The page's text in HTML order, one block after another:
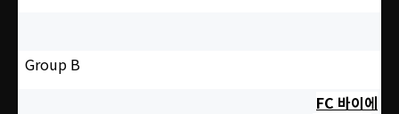
Group B
FC 바이에